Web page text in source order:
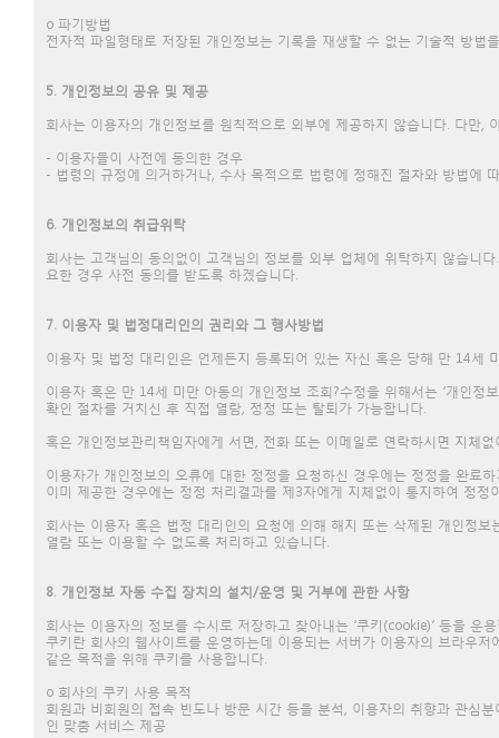
ο 파기방법
전자적 파일형태로 저장된 개인정보는 기록을 재생할 수 없는 기술적 방법
5. 개인정보의 공유 및 제공
회사는 이용자의 개인정보를 원칙적으로 외부에 제공하지 않습니다. 다만,
- 이용자들이 사전에 동의한 경우
- 법령의 규정에 의거하거나, 수사 목적으로 법령에 정해진 절차와 방법에
6. 개인정보의 취급위탁
회사는 고객님의 동의없이 고객님의 정보를 외부 업체에 위탁하지 않습니
요한 경우 사전 동의를 받도록 하겠습니다.
7. 이용자 및 법정대리인의 권리와 그 행사방법
이용자 및 법정 대리인은 언제든지 등록되어 있는 자신 혹은 당해 만 14세
이용자 혹은 만 14세 미만 아동의 개인정보 조회?수정을 위해서는 ‘개인정
확인 절차를 거치신 후 직접 열람, 정정 또는 탈퇴가 가능합니다.
혹은 개인정보관리책임자에게 서면, 전화 또는 이메일로 연락하시면 지체
이용자가 개인정보의 오류에 대한 정정을 요청하신 경우에는 정정을 완료
이미 제공한 경우에는 정정 처리결과를 제3자에게 지체없이 통지하여 정정
회사는 이용자 혹은 법정 대리인의 요청에 의해 해지 또는 삭제된 개인정
열람 또는 이용할 수 없도록 처리하고 있습니다.
8. 개인정보 자동 수집 장치의 설치/운영 및 거부에 관한 사항
회사는 이용자의 정보를 수시로 저장하고 찾아내는 ‘쿠키(cookie)’ 등을 운
쿠키란 회사의 웹사이트를 운영하는데 이용되는 서버가 이용자의 브라우
같은 목적을 위해 쿠키를 사용합니다.
ο 회사의 쿠키 사용 목적
회원과 비회원의 접속 빈도나 방문 시간 등을 분석, 이용자의 취향과 관심
인 맞춤 서비스 제공